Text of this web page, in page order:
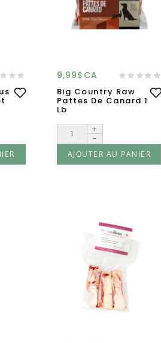
9,99$CA
Big Country Raw
Pattes De Canard 1
Lb
+
-
AJOUTER AU PANIER